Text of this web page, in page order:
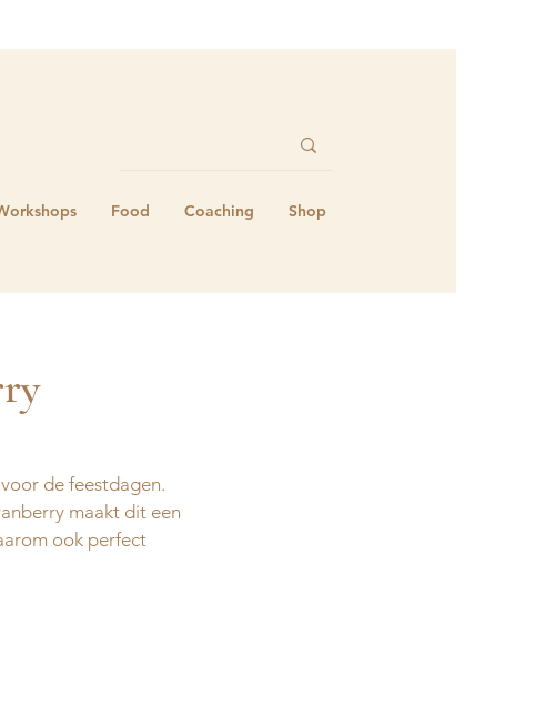
Food Coaching Shop
de feestdagen.
maakt dit een
ook perfect